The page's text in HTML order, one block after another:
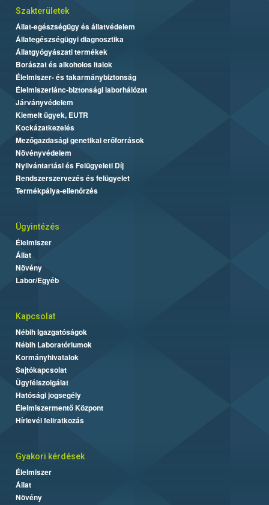
Szakterületek
Állat-egészségügy és állatvédelem
Állategészségügyi diagnosztika
Állatgyógyászati termékek
Borászat és alkoholos italok
Élelmiszer- és takarmánybiztonság
Élelmiszerlánc-biztonsági laborhálózat
Járványvédelem
Kiemelt ügyek, EUTR
Kockázatkezelés
Mezőgazdasági genetikai erőforrások
Növényvédelem
Nyilvántartási és Felügyeleti Díj
Rendszerszervezés és felügyelet
Termékpálya-ellenőrzés
Ügyintézés
Élelmiszer
Állat
Növény
Labor/Egyéb
Kapcsolat
Nébih Igazgatóságok
Nébih Laboratóriumok
Kormányhivatalok
Sajtókapcsolat
Ügyfélszolgálat
Hatósági jogsegély
Élelmiszermentő Központ
Hírlevél feliratkozás
Gyakori kérdések
Élelmiszer
Állat
Növény